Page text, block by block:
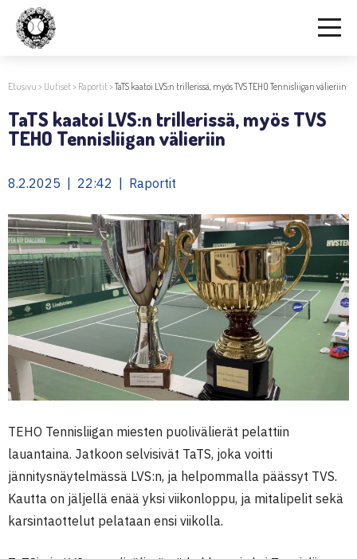
Etusivu > Uutiset> Raportit>TaTS kaatoi LVS:n trillerissä, myös TVS TEHO Tennisliigan välieriin
TaTS kaatoi LVS:n trillerissä, myös TVS
TEHO Tennisliigan välieriin
8.2.2025 | 22:42 | Raportit
TEHO Tennisliigan miesten puolivälierät pelattiin
lauantaina. Jatkoon selvisivät TaTS, joka voitti
jännitysnäytelmässä LVS:n, ja helpommalla päässyt TVS.
Kautta on jäljellä enää yksi viikonloppu, ja mitalipelit sekä
karsintaottelut pelataan ensi viikolla.